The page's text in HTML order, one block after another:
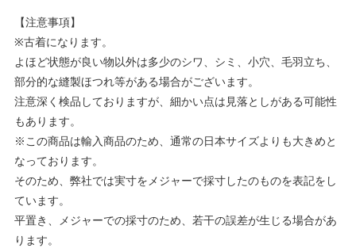
【注意事項】
※古着になります。
よほど状態が良い物以外は多少のシワ、シミ、小穴、毛羽立ち、
部分的な縫製ほつれ等がある場合がございます。
注意深く検品しておりますが、細かい点は見落としがある可能性
もあります。
※この商品は輸入商品のため、通常の日本サイズよりも大きめと
なっております。
そのため、弊社では実寸をメジャーで採寸したのものを表記をし
ています。
平置き、メジャーでの採寸のため、若干の誤差が生じる場合があ
ります。